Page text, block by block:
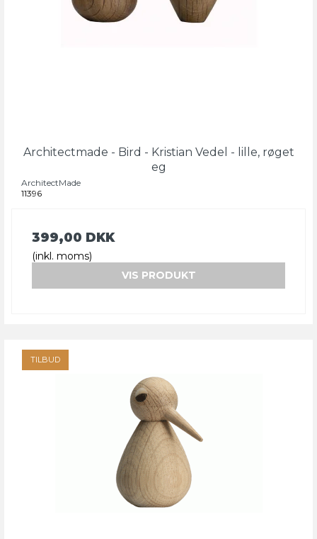
Architectmade - Bird - Kristian Vedel - lille, røget
eg
ArchitectMade
11396
399,00 DKK
(inkl. moms)
VIS PRODUKT
TILBUD